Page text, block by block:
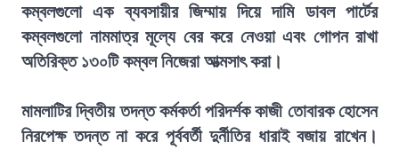
কম্বলগুলো এক ব্যবসায়ীর জিম্মায় দিয়ে দামি ডাবল পার্টের
কম্বলগুলো নামমাত্র মূল্যে বের করে নেওয়া এবং গোপন রাখা
অতিরিক্ত ১৩০টি কম্বল নিজেরা আত্মসাৎ করা।
মামলাটির দ্বিতীয় তদন্ত কর্মকর্তা পরিদর্শক কাজী তোবারক হোসেন
নিরপেক্ষ তদন্ত না করে পূর্ববর্তী দুর্নীতির ধারাই বজায় রাখেন।